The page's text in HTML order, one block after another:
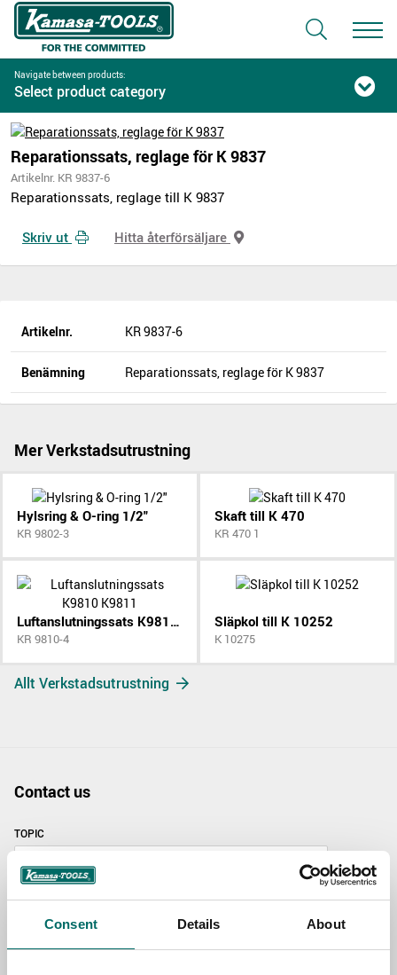
Consent Details About
Navigate between products:
Select product category
Reparationssats, reglage för K 9837
Artikelnr. KR 9837-6
Reparationssats, reglage till K 9837
Skriv ut Hitta återförsäljare
Artikelnr. KR 9837-6
Benämning Reparationssats, reglage för K 9837
Mer Verkstadsutrustning
Hylsring & O-ring 1/2"
KR 9802-3
Skaft till K 470
KR 470 1
Luftanslutningssats K9810 K9811
KR 9810-4
Släpkol till K 10252
K 10275
Allt Verkstadsutrustning
Contact us
TOPIC
NAME